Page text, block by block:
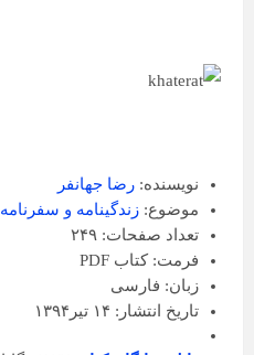
کرد
نویسنده: رضا جهانفر
موضوع: زندگینامه و سفرنامه
تعداد صفحات: ۲۴۹
فرمت:کتاب PDF
زبان: فارسی
تاریخ انتشار: ۱۴ تیر۱۳۹۴